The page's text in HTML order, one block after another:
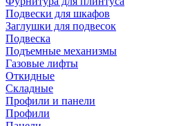
Подвески для шкафов
Заглушки для подвесок
Подвеска
Подъемные механизмы
Газовые лифты
Откидные
Складные
Профили и панели
Профили